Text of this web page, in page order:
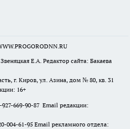
Е.А. Редактор сайта: Бакаева
г. Киров, ул. Азина, дом № 80, кв. 31
16+
669-90-87 Email редакции:
004-61-95 Email рекламного отдела: